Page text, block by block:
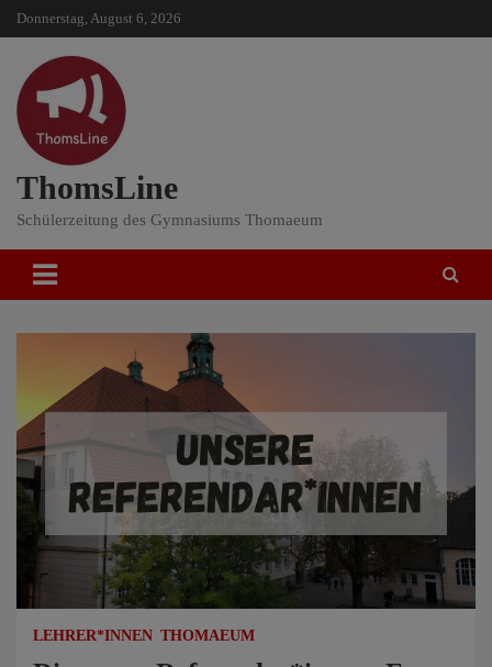
SkipDonnerstag, August 6, 2026
ThomsLine
Schülerzeitung des Gymnasiums Thomaeum
LEHRER*INNEN THOMAEUM